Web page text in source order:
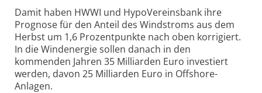
Damit haben HWWI und HypoVereinsbank ihre
Prognose für den Anteil des Windstroms aus dem
Herbst um 1,6 Prozentpunkte nach oben korrigiert.
In die Windenergie sollen danach in den
kommenden Jahren 35 Milliarden Euro investiert
werden, davon 25 Milliarden Euro in Offshore-
Anlagen.